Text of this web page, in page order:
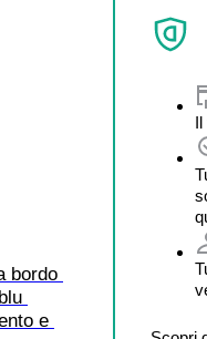
bordo
e
Il